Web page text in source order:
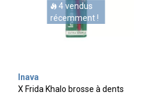
4 vendus
récemment !
Inava
X Frida Khalo brosse à dents